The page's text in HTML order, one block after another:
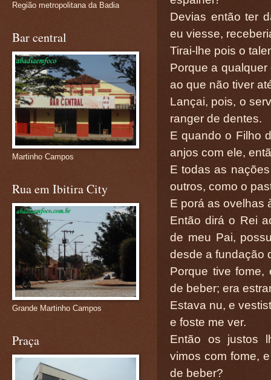
Devias então ter
eu viesse,
Tirai-lhe pois o
Porque a
ao que não tiver
Lançai, pois, o
ranger de dentes.
E quando o Filho
anjos com ele,
E todas as
outros, como o
E porá as ovelhas
Então dirá o Rei
de meu Pai,
desde a fundação
Porque tive fome,
de beber; era
Estava nu, e
e foste me ver.
Então os justos
vimos com fome,
de beber?
Região metropolitana da Badia
Bar central
Martinho Campos
Rua em Ibitira City
Grande Martinho Campos
Praça